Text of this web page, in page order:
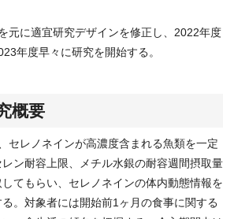
元に適宜研究デザインを修正し、2022年度
年度早々に研究を開始する。
概要
セレノネインが高濃度含まれる魚類を一定
ン耐容上限、メチル水銀の耐容週間摂取量
てもらい、セレノネインの体内動態情報を
。対象者には開始前1ヶ月の食事に関する